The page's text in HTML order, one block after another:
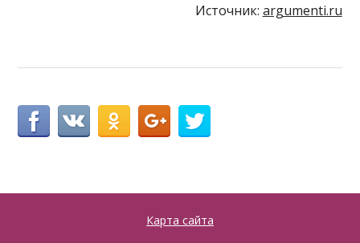
Источник: argumenti.ru
Карта сайта